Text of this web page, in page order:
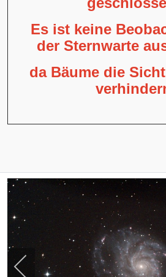
Es ist keine
der Sternwarte
da Bäume die